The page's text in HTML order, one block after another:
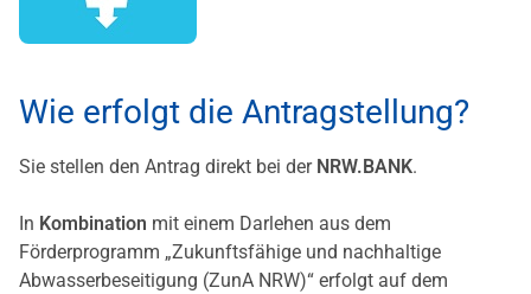
Wie erfolgt die Antragstellung?
Sie stellen den Antrag direkt bei der NRW.BANK.
In Kombination mit einem Darlehen aus dem
Förderprogramm „Zukunftsfähige und nachhaltige
Abwasserbeseitigung (ZunA NRW)“ erfolgt auf dem